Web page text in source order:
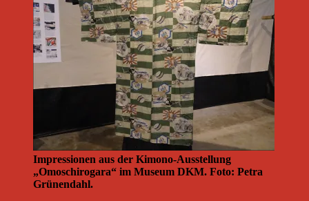
Impressionen aus der Kimono-Ausstellung
„Omoschirogara“ im Museum DKM. Foto: Petra
Grünendahl.